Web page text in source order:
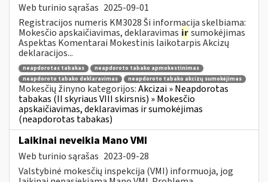
Web turinio sąrašas 2025-09-01
Registracijos numeris KM3028 Ši informacija skelbiama:
Mokesčio apskaičiavimas, deklaravimas irsumokėjimas
Aspektas Komentarai Mokestinis laikotarpis Akcizų
deklaracijos...
neapdorotas tabakas
neapdoroto tabako apmokestinimas
neapdoroto tabako deklaravimas
neapdoroto tabako akcizų sumokėjimas
Mokesčių žinyno kategorijos:Akcizai » Neapdorotas
tabakas (II skyriaus VIII skirsnis) » Mokesčio
apskaičiavimas, deklaravimas ir sumokėjimas
(neapdorotas tabakas)
Laikinai neveikia Mano VMI
Web turinio sąrašas 2023-09-28
Valstybinė mokesčių inspekcija (VMI) informuoja, jog